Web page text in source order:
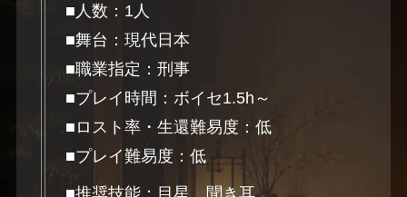
■人数：1人
■舞台：現代日本
■職業指定：刑事
■プレイ時間：ボイセ1.5h～
■ロスト率・生還難易度：低
■プレイ難易度：低
■推奨技能：目星、聞き耳